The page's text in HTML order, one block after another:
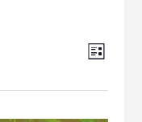
V
s
E
L
S